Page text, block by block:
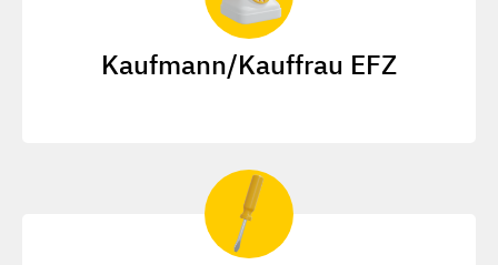
Kaufmann/Kauffrau EFZ